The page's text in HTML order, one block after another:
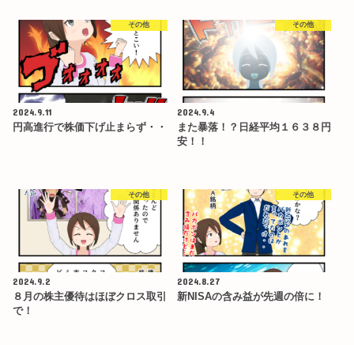
その他
2024.9.11
円高進行で株価下げ止まらず・・
その他
2024.9.4
また暴落！？日経平均１６３８円
安！！
その他
2024.9.2
８月の株主優待はほぼクロス取引
で！
その他
2024.8.27
新NISAの含み益が先週の倍に！